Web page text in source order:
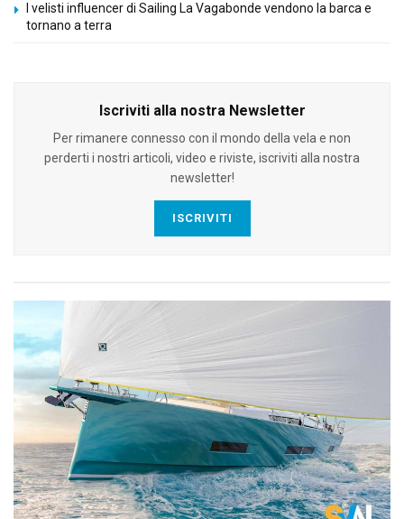
I velisti influencer di Sailing La Vagabonde vendono la barca e
tornano a terra
Iscriviti alla nostra Newsletter
Per rimanere connesso con il mondo della vela e non
perderti i nostri articoli, video e riviste, iscriviti alla nostra
newsletter!
ISCRIVITI